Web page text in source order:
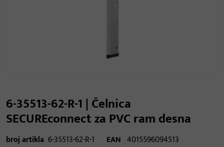
6-35513-62-R-1 | Čelnica
SECUREconnect za PVC ram desna
broj artikla 6-35513-62-R-1 EAN 4015596094513